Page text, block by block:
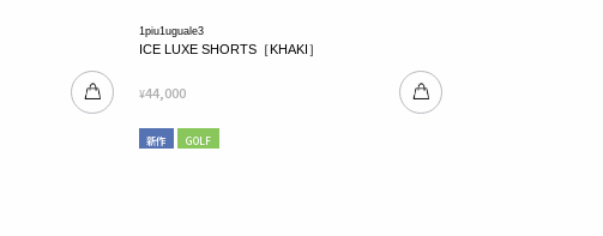
1piu1uguale3
ICE LUXE SHORTS［KHAKI］
¥44,000
新作 GOLF